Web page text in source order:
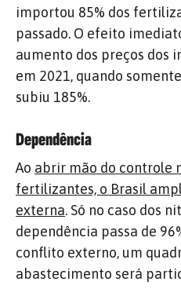
importou 85% dos
passado. O efeito
aumento dos preços dos
em 2021, quando
subiu 185%.
Dependência
Ao abrir mão do controle
fertilizantes, o Brasil
externa. Só no caso dos
dependência passa de
conflito externo, um
abastecimento será